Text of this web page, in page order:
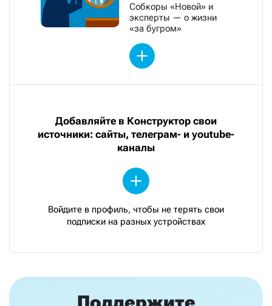
Собкоры «Новой» и
эксперты — о жизни
«за бугром»
Добавляйте в Конструктор свои
источники: сайты, телеграм- и youtube-
каналы
Войдите в профиль, чтобы не терять свои
подписки на разных устройствах